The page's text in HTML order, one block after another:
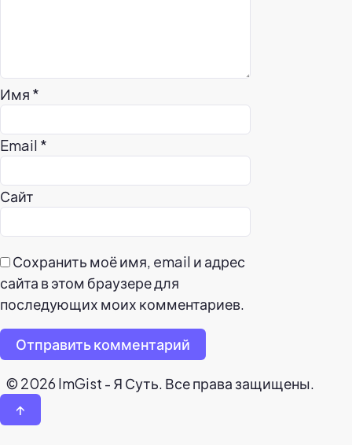
Имя *
Email *
Сайт
Сохранить моё имя, email и адрес
сайта в этом браузере для
последующих моих комментариев.
Отправить комментарий
© 2026 ImGist - Я Суть. Все права защищены.
↑